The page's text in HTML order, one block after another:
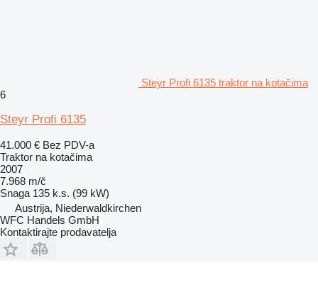
Steyr Profi 6135 traktor na kotačima
6
Steyr Profi 6135
41.000 € Bez PDV-a
Traktor na kotačima
2007
7.968 m/č
Snaga 135 k.s. (99 kW)
Austrija, Niederwaldkirchen
WFC Handels GmbH
Kontaktirajte prodavatelja